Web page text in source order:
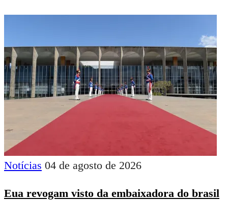
Notícias 04 de agosto de 2026
Eua revogam visto da embaixadora do brasil